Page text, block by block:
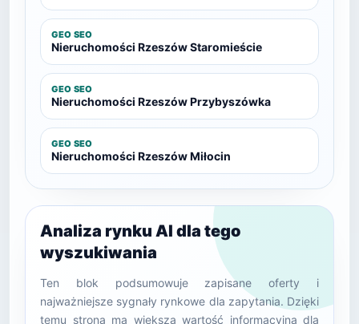
GEO SEO
Nieruchomości Rzeszów Staromieście
GEO SEO
Nieruchomości Rzeszów Przybyszówka
GEO SEO
Nieruchomości Rzeszów Miłocin
Analiza rynku AI dla tego
wyszukiwania
Ten blok podsumowuje zapisane oferty i
najważniejsze sygnały rynkowe dla zapytania. Dzięki
temu strona ma większą wartość informacyjną dla